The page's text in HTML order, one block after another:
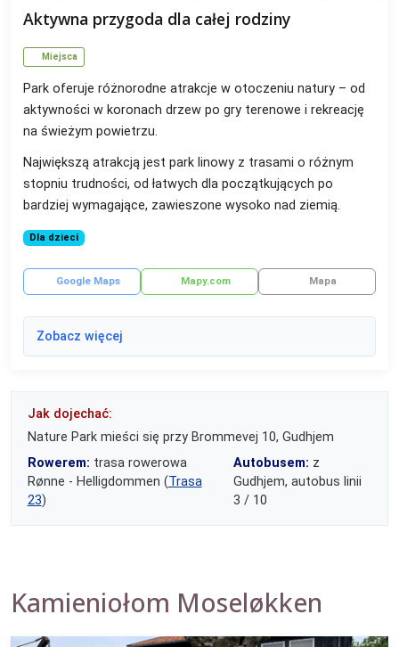
Aktywna przygoda dla całej rodziny
Miejsca
Park oferuje różnorodne atrakcje w otoczeniu natury – od
aktywności w koronach drzew po gry terenowe i rekreację
na świeżym powietrzu.
Największą atrakcją jest park linowy z trasami o różnym
stopniu trudności, od łatwych dla początkujących po
bardziej wymagające, zawieszone wysoko nad ziemią.
Dla dzieci
Google Maps Mapy.com Mapa
Zobacz więcej
Jak dojechać:
Nature Park mieści się przy Brommevej 10, Gudhjem
Rowerem: trasa rowerowa
Rønne - Helligdommen (Trasa
23)
Autobusem: z
Gudhjem, autobus linii
3 / 10
Kamieniołom Moseløkken